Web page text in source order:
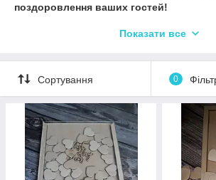
поздоровлення ваших гостей!
Для випускних-зірочки чи метелики....
ручкою чи олівцем!
Весільне дерево побажань – це дуже
незвичайна альтернатива стандартної
Гості залишають свої відбитки
слова побажань, створюючи таким
картину на довгу пам'ять про
гостей!
Показати все
Сортування 0